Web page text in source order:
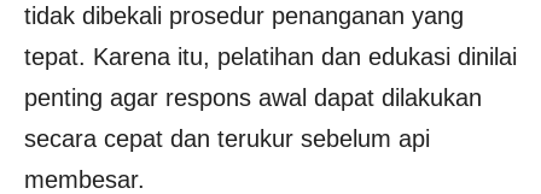
tidak dibekali prosedur penanganan yang
tepat. Karena itu, pelatihan dan edukasi dinilai
penting agar respons awal dapat dilakukan
secara cepat dan terukur sebelum api
membesar.